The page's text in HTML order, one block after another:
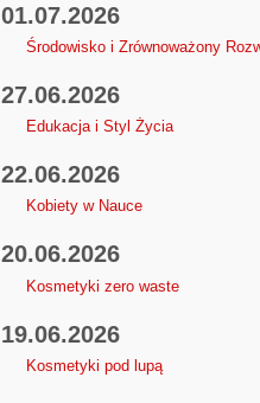
01.07.2026
Środowisko i Zrównoważony
27.06.2026
Edukacja i Styl Życia
22.06.2026
Kobiety w Nauce
20.06.2026
Kosmetyki zero waste
19.06.2026
Kosmetyki pod lupą